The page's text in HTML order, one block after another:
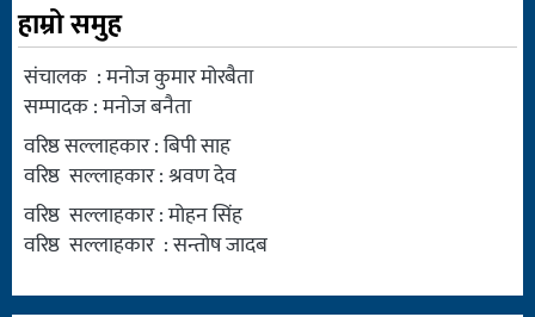
हाम्रो समुह
संचालक : मनोज कुमार मोरबैता
सम्पादक : मनोज बनैता
वरिष्ठ सल्लाहकार : बिपी साह
वरिष्ठ सल्लाहकार : श्रवण देव
वरिष्ठ सल्लाहकार : मोहन सिंह
वरिष्ठ सल्लाहकार : सन्तोष जादब